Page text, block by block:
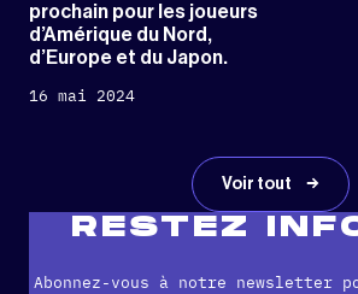
prochain pour les joueurs
d’Amérique du Nord,
d’Europe et du Japon.
16 mai 2024
Voir tout
RESTEZ
Abonnez-vous à notre newsletter